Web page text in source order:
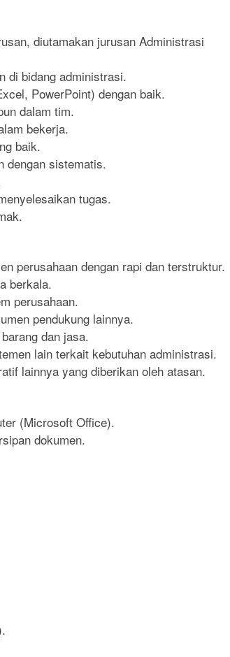
diutamakan jurusan Administrasi
di bidang administrasi.
PowerPoint) dengan baik.
dalam tim.
bekerja.
baik.
dengan sistematis.
tugas.
perusahaan dengan rapi dan terstruktur.
berkala.
perusahaan.
pendukung lainnya.
dan jasa.
lain terkait kebutuhan administrasi.
lainnya yang diberikan oleh atasan.
(Microsoft Office).
dokumen.